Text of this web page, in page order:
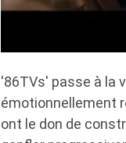
'86TVs' passe à la
émotionnellement
ont le don de